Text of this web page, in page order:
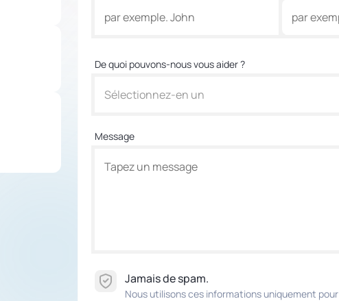
De quoi pouvons-nous vous aider ?
Sélectionnez-en un
Message
Jamais de spam.
Nous utilisons ces informations uniquement pour